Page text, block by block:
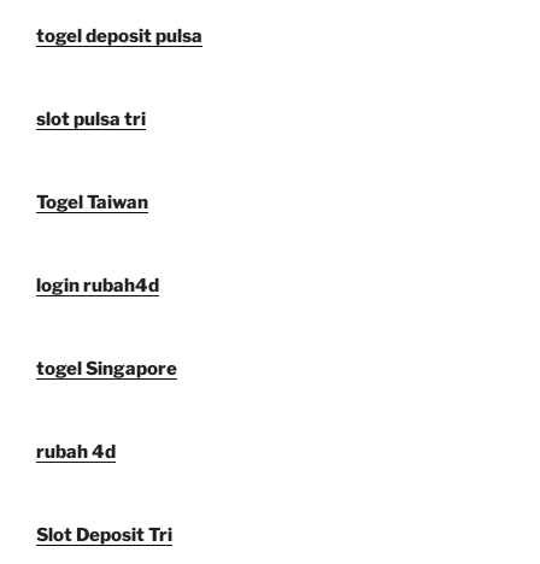
togel deposit pulsa
slot pulsa tri
Togel Taiwan
login rubah4d
togel Singapore
rubah 4d
Slot Deposit Tri